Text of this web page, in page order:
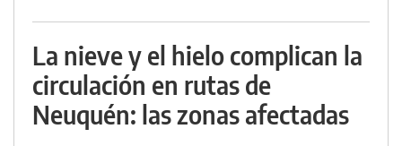
La nieve y el hielo complican la
circulación en rutas de
Neuquén: las zonas afectadas